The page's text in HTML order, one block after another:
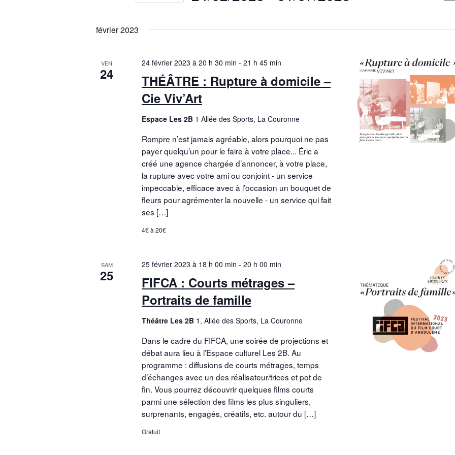
v
g
a
t
i
o
n
s
l
a
t
i
d
è
e
date.
février 2023
VEN
24
THÉÂTRE : Rupture à domicile –
Cie Viv’Art
24 février 2023 à 20 h 30 min - 21 h 45 min
Espace Les 2B 1 Allée des Sports, La Couronne
Rompre n’est jamais agréable, alors pourquoi ne pas
payer quelqu’un pour le faire à votre place... Éric a
créé une agence chargée d’annoncer, à votre place,
la rupture avec votre ami ou conjoint - un service
impeccable, efficace avec à l’occasion un bouquet de
fleurs pour agrémenter la nouvelle - un service qui fait
ses […]
4€ à 20€
SAM
25
FIFCA : Courts métrages –
Portraits de famille
25 février 2023 à 18 h 00 min - 20 h 00 min
Théâtre Les 2B 1, Allée des Sports, La Couronne
Dans le cadre du FIFCA, une soirée de projections et
débat aura lieu à l’Espace culturel Les 2B. Au
programme : diffusions de courts métrages, temps
d’échanges avec un des réalisateur/trices et pot de
fin. Vous pourrez découvrir quelques films courts
parmi une sélection des films les plus singuliers,
surprenants, engagés, créatifs, etc. autour du […]
Gratuit